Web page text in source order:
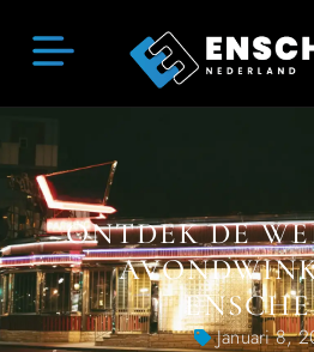
ONTDEK DE
Januari 8,